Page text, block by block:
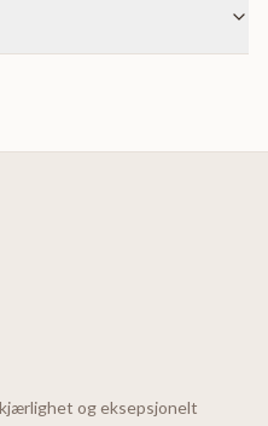
og eksepsjonelt